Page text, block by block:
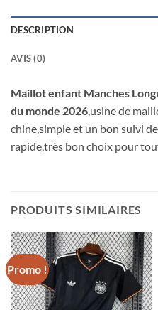
DESCRIPTION
AVIS (0)
Maillot enfant Manches
du monde 2026,usine de
chine,simple et un bon suivi
rapide,très bon choix pour
PRODUITS SIMILAIRES
Promo !